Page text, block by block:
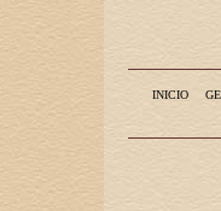
INICIO